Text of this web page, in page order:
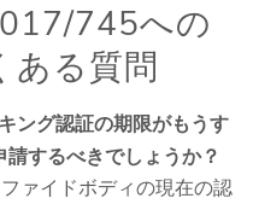
745への
ある質問
ング認証の期限がもうす
するべきでしょうか？
ァイドボディの現在の認